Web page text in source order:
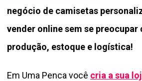
negócio de camisetas
vender online sem se
produção, estoque e logística!
Em Uma Penca você cria a sua